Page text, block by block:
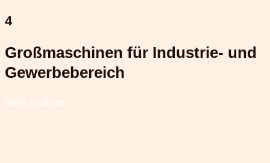
4
Großmaschinen für Industrie- und
Gewerbebereich
mehr erfahren